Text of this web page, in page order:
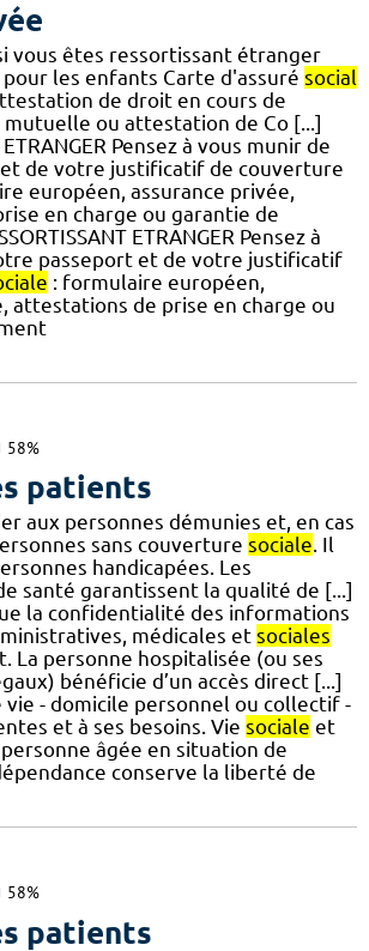
vous êtes ressortissant étranger
les enfants Carte d'assuré social
de droit en cours de
ou attestation de Co [...]
ETRANGER Pensez à vous munir de
de votre justificatif de couverture
européen, assurance privée,
en charge ou garantie de
ETRANGER Pensez à
passeport et de votre justificatif
: formulaire européen,
attestations de prise en charge ou
58%
patients
aux personnes démunies et, en cas
sans couverture sociale. Il
handicapées. Les
santé garantissent la qualité de [...]
la confidentialité des informations
médicales et sociales
La personne hospitalisée (ou ses
bénéficie d’un accès direct [...]
vie - domicile personnel ou collectif -
et à ses besoins. Vie sociale et
âgée en situation de
conserve la liberté de
58%
patients